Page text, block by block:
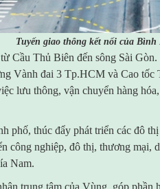
Tuyến giao thông kết nối của
Cầu Thủ Biên đến sông Sài
Vành đai 3 Tp.HCM và Cao
lưu thông, vận chuyển hàng
phố, thúc đẩy phát triển các đô
công nghiệp, đô thị, thương mại,
Nam.
trung tâm của Vùng, góp phần